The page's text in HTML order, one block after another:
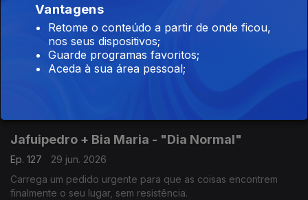
Tranquiliza - "Tudo o Que Não Fiz"
Ep. 128
30 jun. 2026
"Sobre saber existir, aproveitar cada segundo ao máximo para
Jafuipedro + Bia Maria - "Dia Normal"
Ep. 127
29 jun. 2026
Carrega um pedido urgente para que as coisas encontrem
finalmente o seu lugar, sem resistência.
Vantagens
Retome o conteúdo a partir de onde ficou,
nos seus dispositivos;
Guarde programas favoritos;
Aceda à sua área pessoal;